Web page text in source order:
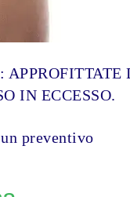
IN ECCESSO.
preventivo